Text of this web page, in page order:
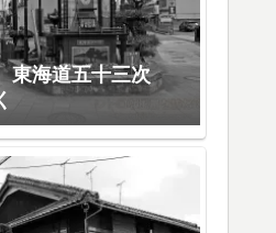
東海道五十三次